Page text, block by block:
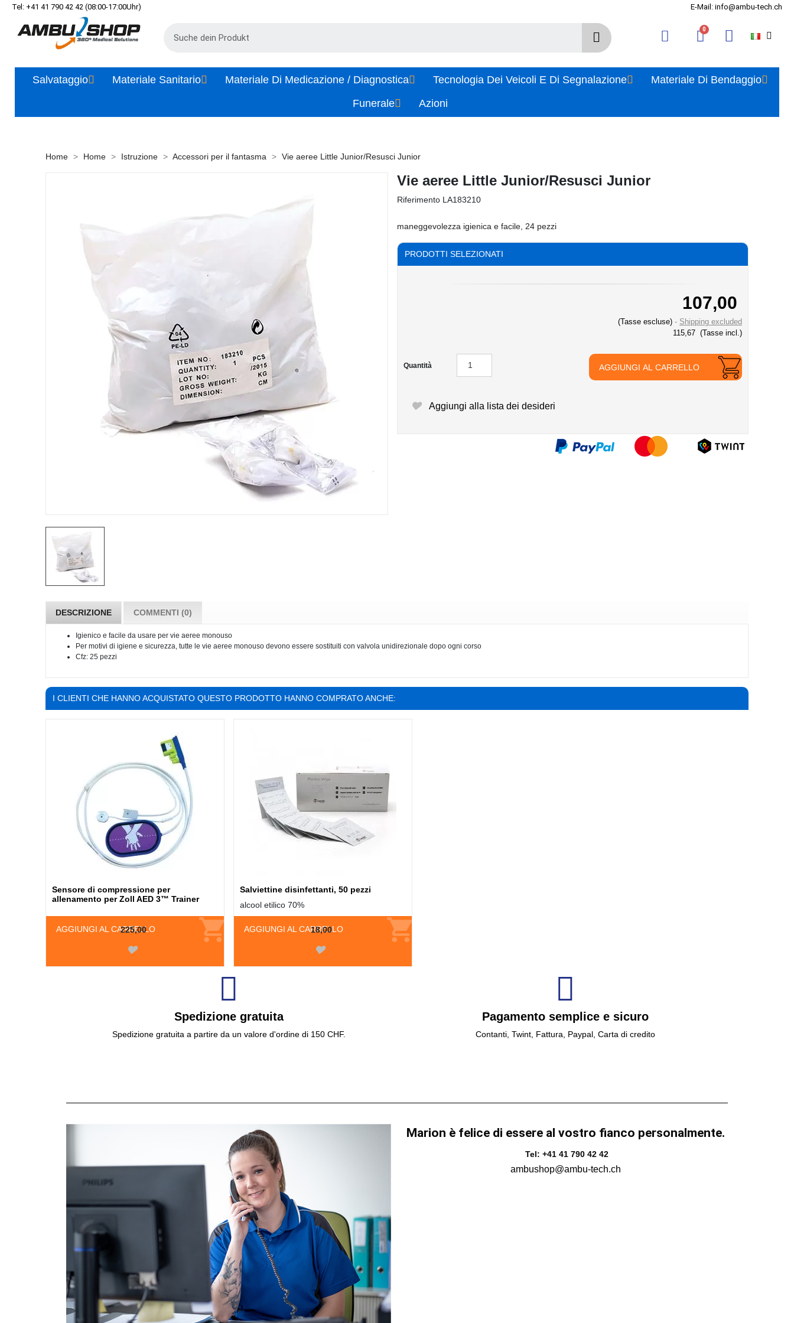
Tel: +41 41 790 42 42 (08:00-17:00Uhr) E-Mail: info@ambu-tech.ch
Salvataggio Materiale Sanitario Materiale Di Medicazione / Diagnostica Tecnologia Dei Veicoli E Di Segnalazione
Materiale Di Bendaggio
Funerale
Azioni
Home Home Istruzione Accessori per il fantasma Vie aeree Little Junior/Resusci Junior
Vie aeree Little Junior/Resusci Junior
Riferimento LA183210
maneggevolezza igienica e facile, 24 pezzi
PRODOTTI SELEZIONATI
107,00
(Tasse escluse)
Shipping excluded
115,67 (Tasse incl.)
Quantità AGGIUNGI AL CARRELLO
Aggiungi alla lista dei desideri
DESCRIZIONE COMMENTI (0)
Igienico e facile da usare per vie aeree monouso
Per motivi di igiene e sicurezza, tutte le vie aeree monouso devono essere sostituiti con valvola unidirezionale dopo ogni corso
Cfz: 25 pezzi
I CLIENTI CHE HANNO ACQUISTATO QUESTO PRODOTTO HANNO COMPRATO ANCHE:
Sensore di compressione per
allenamento per Zoll AED 3™ Trainer
AGGIUNGI AL CARRELLO
225,00
Salviettine disinfettanti, 50 pezzi
alcool etilico 70%
AGGIUNGI AL CARRELLO
18,00
Spedizione gratuita
Spedizione gratuita a partire da un valore d'ordine di 150 CHF.
Pagamento semplice e sicuro
Contanti, Twint, Fattura, Paypal, Carta di credito
Marion è felice di essere al vostro fianco personalmente.
Tel: +41 41 790 42 42
ambushop@ambu-tech.ch